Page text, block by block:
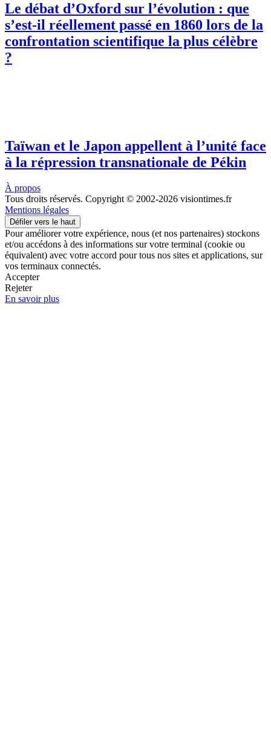
Le débat d’Oxford sur l’évolution : que
s’est-il réellement passé en 1860 lors de la
confrontation scientifique la plus célèbre
?
Taïwan et le Japon appellent à l’unité face
à la répression transnationale de Pékin
À propos
Tous droits réservés. Copyright © 2002-2026 visiontimes.fr
Mentions légales
Défiler vers le haut
Pour améliorer votre expérience, nous (et nos partenaires) stockons
et/ou accédons à des informations sur votre terminal (cookie ou
équivalent) avec votre accord pour tous nos sites et applications, sur
vos terminaux connectés.
Accepter
Rejeter
En savoir plus